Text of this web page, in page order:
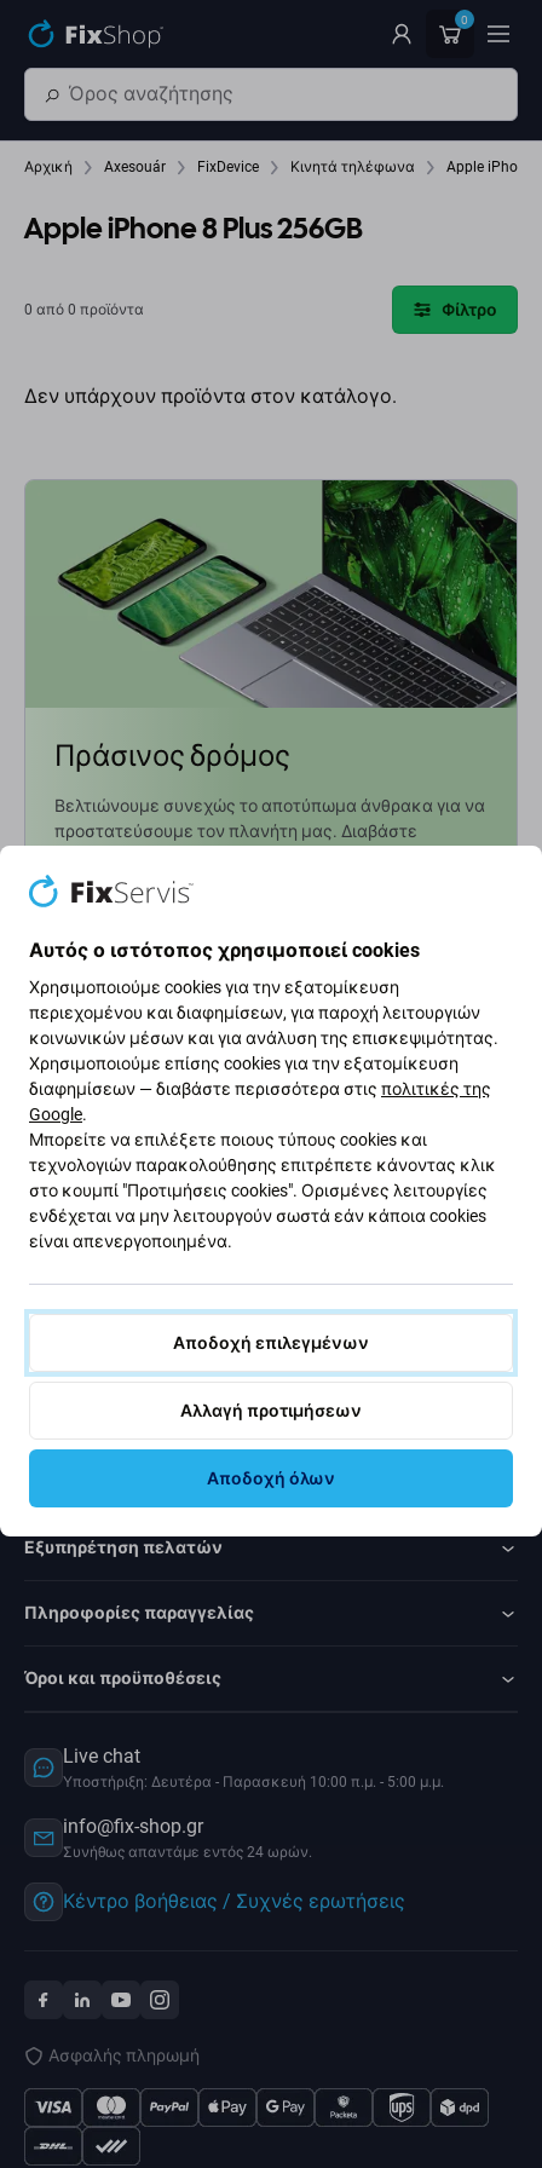
0
Αρχική Axesouár FixDevice Κινητά τηλέφωνα Apple iPhone
Apple iPhone 8 Plus 256GB
0 από 0 προϊόντα Φίλτρο
Δεν υπάρχουν προϊόντα στον κατάλογο.
Πράσινος δρόμος
Βελτιώνουμε συνεχώς το αποτύπωμα άνθρακα για να
προστατεύσουμε τον πλανήτη μας. Διαβάστε
διαδικασίες μας ώστε να το μειώσουμε.
Ενημερωτικό δελτίο Fix
Εγγραφείτε για να λαμβάνετε τακτικά πληροφορίες σχετικά
με εκπτώσεις και νέα από την προσφορά μας. Ταυτόχρονα,
με την υποβολή αυτής της φόρμας, επιβεβαιώνω ότι είμαι
άνω των 16 ετών.
Rated Excellent
Over1000reviews
Εξυπηρέτηση πελατών
Πληροφορίες παραγγελίας
Όροι και προϋποθέσεις
Live chat
Υποστήριξη: Δευτέρα - Παρασκευή 10:00 π.μ. - 5:00 μ.μ.
info@fix-shop.gr
Συνήθως απαντάμε εντός 24 ωρών.
Κέντρο βοήθειας / Συχνές ερωτήσεις
Ασφαλής πληρωμή
Αυτός ο ιστότοπος χρησιμοποιεί cookies
Χρησιμοποιούμε cookies για την εξατομίκευση
περιεχομένου και διαφημίσεων, για παροχή λειτουργιών
κοινωνικών μέσων και για ανάλυση της επισκεψιμότητας.
Χρησιμοποιούμε επίσης cookies για την εξατομίκευση
διαφημίσεων — διαβάστε περισσότερα στις πολιτικές της
Google.
Μπορείτε να επιλέξετε ποιους τύπους cookies και
τεχνολογιών παρακολούθησης επιτρέπετε κάνοντας κλικ
στο κουμπί "Προτιμήσεις cookies". Ορισμένες λειτουργίες
ενδέχεται να μην λειτουργούν σωστά εάν κάποια cookies
είναι απενεργοποιημένα.
Αποδοχή επιλεγμένων
Αλλαγή προτιμήσεων
Αποδοχή όλων